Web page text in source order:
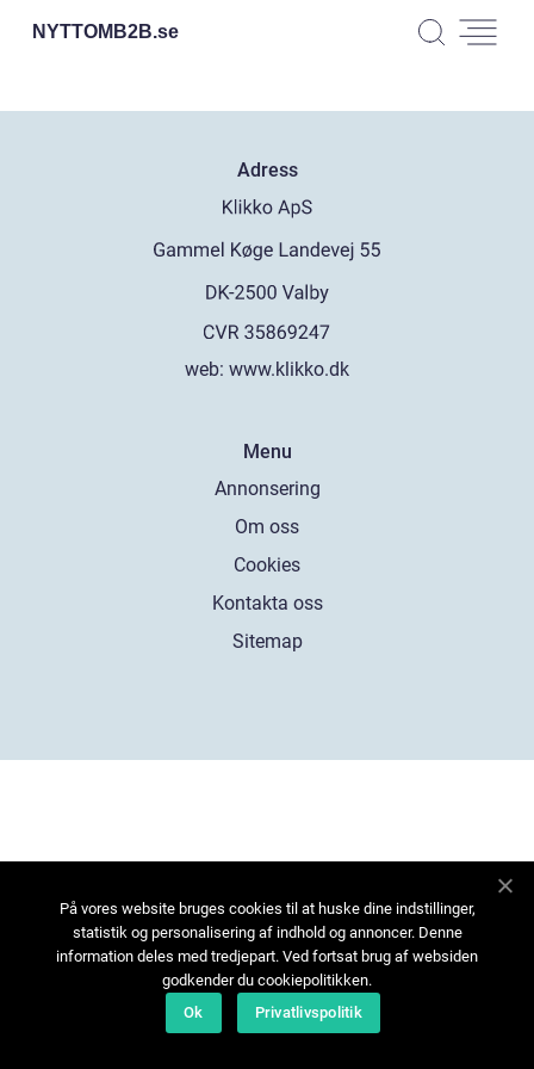
NYTTOMB2B.se
Adress
web: www.klikko.dk
Menu
Annonsering
Om oss
Cookies
Kontakta oss
Sitemap
På vores website bruges cookies til at huske dine indstillinger,
statistik og personalisering af indhold og annoncer. Denne
information deles med tredjepart. Ved fortsat brug af websiden
godkender du cookiepolitikken.
Ok
Privatlivspolitik